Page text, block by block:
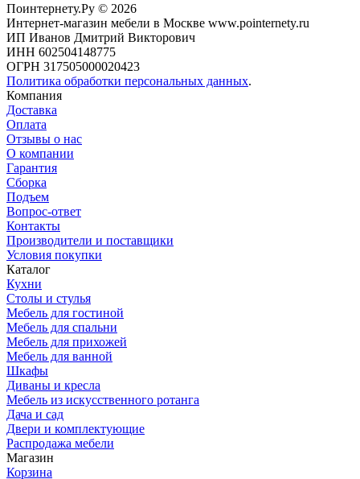
Поинтернету.Ру © 2026
Интернет-магазин мебели в Москве www.pointernety.ru
ИП Иванов Дмитрий Викторович
ИНН 602504148775
ОГРН 317505000020423
Политика обработки персональных данных.
Компания
Доставка
Оплата
Отзывы о нас
О компании
Гарантия
Сборка
Подъем
Вопрос-ответ
Контакты
Производители и поставщики
Условия покупки
Каталог
Кухни
Столы и стулья
Мебель для гостиной
Мебель для спальни
Мебель для прихожей
Мебель для ванной
Шкафы
Диваны и кресла
Мебель из искусственного ротанга
Дача и сад
Двери и комплектующие
Распродажа мебели
Магазин
Корзина